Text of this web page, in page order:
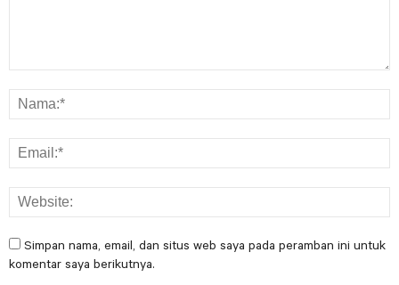
Simpan nama, email, dan situs web saya pada peramban ini untuk
komentar saya berikutnya.